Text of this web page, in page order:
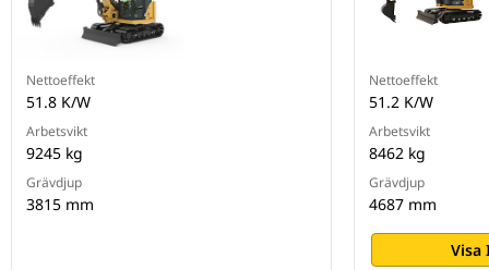
Nettoeffekt
51.8 K/W
Arbetsvikt
9245 kg
Grävdjup
3815 mm
Nettoeffekt
51.2 K/W
Arbetsvikt
8462 kg
Grävdjup
4687 mm
Visa